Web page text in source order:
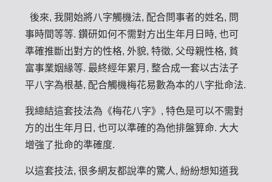
後來, 我開始將八字觸機法, 配合問事者的姓名, 問
事時間等等. 鑽研如何不需對方出生年月日時, 也可
準確推斷出對方的性格, 外貌, 特徵, 父母親性格, 貧
富事業姻緣等. 最終經年累月, 整合成一套以古法子
平八字為根基, 配合觸機梅花易數為本的八字批命法.
我總結這套技法為《梅花八字》, 特色是可以不需對
方的出生年月日, 也可以準確的為他排盤算命. 大大
增強了批命的準確度.
以這套技法, 很多網友都說準的驚人, 紛紛想知道我